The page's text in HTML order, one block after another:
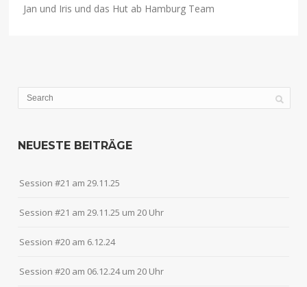
Jan und Iris und das Hut ab Hamburg Team
NEUESTE BEITRÄGE
Session #21 am 29.11.25
Session #21 am 29.11.25 um 20 Uhr
Session #20 am 6.12.24
Session #20 am 06.12.24 um 20 Uhr